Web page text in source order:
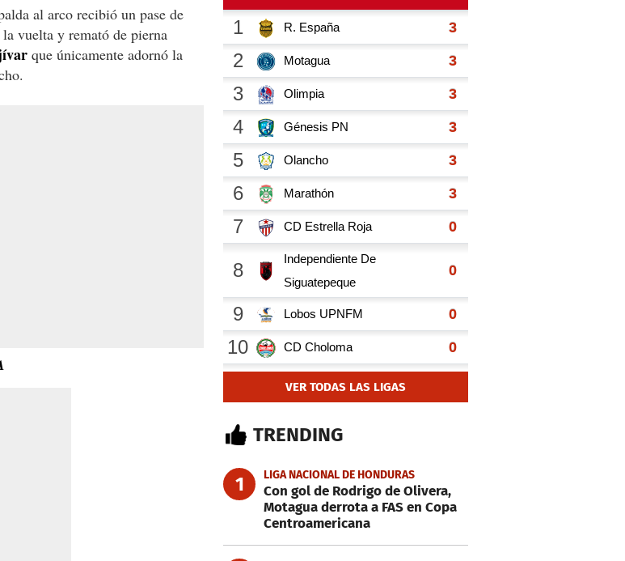
al arco recibió un pase de
vuelta y remató de pierna
que únicamente adornó la
VER TODAS LAS LIGAS
TRENDING
1 LIGA NACIONAL DE HONDURAS
Con gol de Rodrigo de Olivera,
Motagua derrota a FAS en Copa
Centroamericana